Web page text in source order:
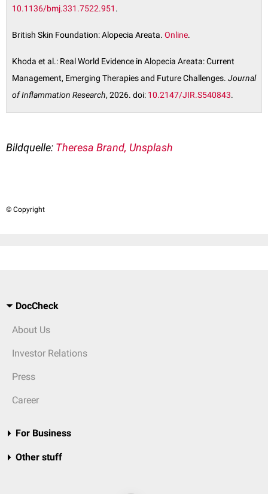
10.1136/bmj.331.7522.951 .
British Skin Foundation: Alopecia Areata. Online.
Khoda et al.: Real World Evidence in Alopecia Areata: Current
Management, Emerging Therapies and Future Challenges. Journal
of Inflammation Research, 2026. doi: 10.2147/JIR.S540843.
Bildquelle: Theresa Brand, Unsplash
© Copyright
DocCheck
About Us
Investor Relations
Press
Career
For Business
Other stuff